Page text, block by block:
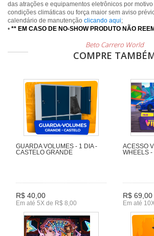
das atrações e equipamentos eletrônicos por
condições climáticas ou força maior sem aviso
calendário de manutenção clicando aqui;
• ** EM CASO DE NO-SHOW PRODUTO NÃO
Beto Carrero World
COMPRE
GUARDA VOLUMES - 1 DIA -
CASTELO GRANDE
R$ 40,00
Em até 5X de R$ 8,00
ACESSO
WHEELS
R$ 69,00
Em até